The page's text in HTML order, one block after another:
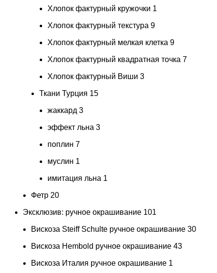
Хлопок фактурный кружочки 1
Хлопок фактурный текстура 9
Хлопок фактурный мелкая клетка 9
Хлопок фактурный квадратная точка 7
Хлопок фактурный Виши 3
Ткани Турция 15
жаккард 3
эффект льна 3
поплин 7
муслин 1
имитация льна 1
Фетр 20
Эксклюзив: ручное окрашивание 101
Вискоза Steiff Schulte ручное окрашивание 30
Вискоза Hembold ручное окрашивание 43
Вискоза Италия ручное окрашивание 1